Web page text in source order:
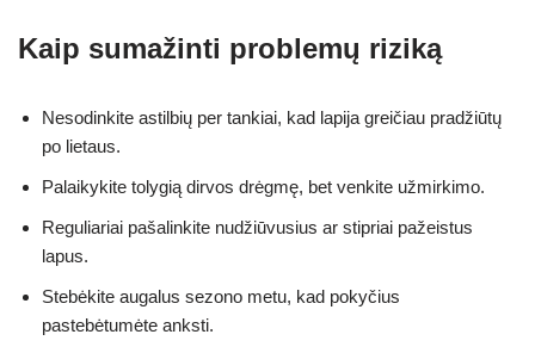
Kaip sumažinti problemų riziką
Nesodinkite astilbių per tankiai, kad lapija greičiau pradžiūtų
po lietaus.
Palaikykite tolygią dirvos drėgmę, bet venkite užmirkimo.
Reguliariai pašalinkite nudžiūvusius ar stipriai pažeistus
lapus.
Stebėkite augalus sezono metu, kad pokyčius
pastebėtumėte anksti.